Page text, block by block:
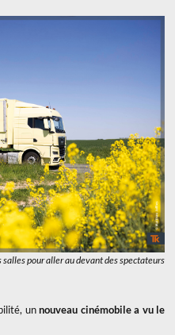
salles pour aller au devant des spectateurs
unnouveau cinémobile a vu le